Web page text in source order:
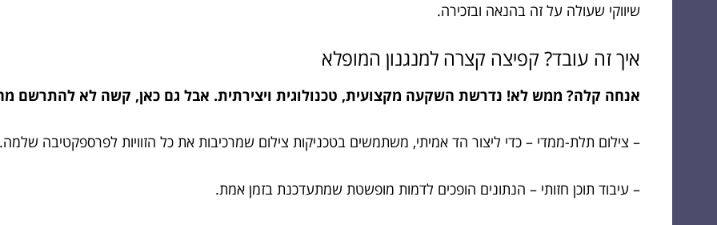
שיווקי שעולה על זה בהנאה ובזכירה.
איך זה עובד? קפיצה קצרה למנגנון המופלא
אנחה קלה? ממש לא! נדרשת השקעה מקצועית, טכנולוגית ויצירתית. אבל גם כאן, קשה לא להתרשם
– צילום תלת-ממדי – כדי ליצור הד אמיתי, משתמשים בטכניקות צילום שמרכיבות את כל הזוויות לפרספקטיבה שלמה.
– עיבוד תוכן חזותי – הנתונים הופכים לדמות מופשטת שמתעדכנת בזמן אמת.